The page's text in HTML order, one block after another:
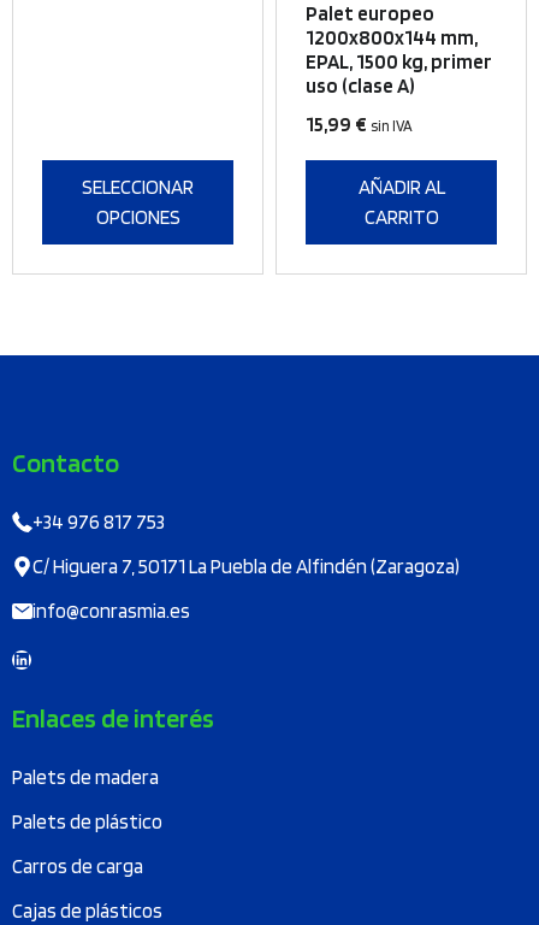
SELECCIONAR
OPCIONES
página
de
Palet europeo
1200x800x144 mm,
EPAL, 1500 kg, primer
uso (clase A)
15,99 € sin IVA
AÑADIR AL
CARRITO
Contacto
+34 976 817 753
C/ Higuera 7, 50171 La Puebla de Alfindén (Zaragoza)
info@conrasmia.es
LinkedIn
Enlaces de interés
Palets de madera
Palets de plástico
Carros de carga
Cajas de plásticos